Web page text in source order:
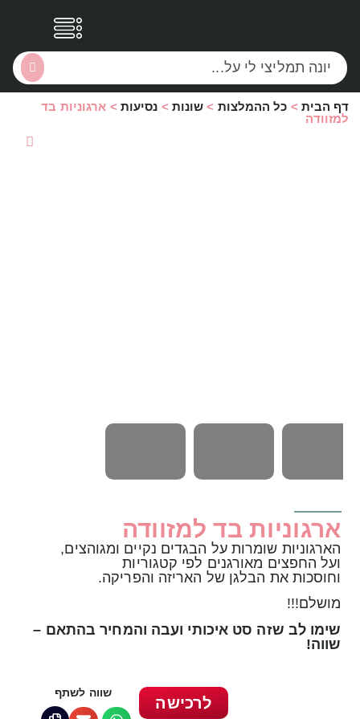
דף הבית > כל ההמלצות > שונות > נסיעות > ארגוניות בד
למזוודה
ארגוניות בד למזוודה
הארגוניות שומרות על הבגדים נקיים ומגוהצים,
ועל החפצים מאורגנים לפי קטגוריות
וחוסכות את הבלגן של האריזה והפריקה.
מושלם!!!
שימו לב שזה סט איכותי ועבה והמחיר בהתאם –
שווה!
שווה לשתף
לרכישה